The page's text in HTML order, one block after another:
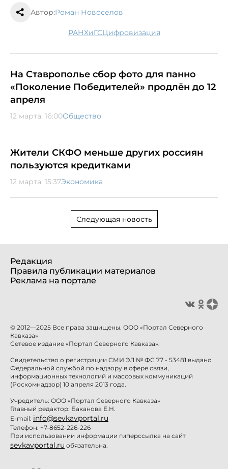
Автор:Роман Новоселов
РАНХиГС цифровизация
На Ставрополье сбор фото для панно
«Поколение Победителей» продлён до 12
апреля
12 марта, 16:00Общество
Жители СКФО меньше других россиян
пользуются кредитками
12 марта, 15:37Экономика
Следующая новость
Редакция
Правила публикации материалов
Реклама на портале
© 2012—2025 Все права защищены. ООО «Портал Северного
Кавказа»
Сетевое издание «Портал Северного Кавказа».
Свидетельство о регистрации СМИ ЭЛ № ФС 77 - 53481 выдано
Федеральной службой по надзору в сфере связи,
информационных технологий и массовых коммуникаций
(Роскомнадзор) 10 апреля 2013 года.
Учредитель: ООО «Портал Северного Кавказа»
Главный редактор: Баканова Е.Н.
E-mail: info@sevkavportal.ru
Телефон: +7-8652-226-226
При использовании информации гиперссылка на сайт
sevkavportal.ru обязательна.